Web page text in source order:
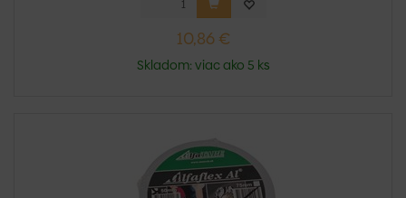
10,86 €
Skladom: viac ako 5 ks